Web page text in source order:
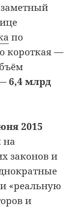
по
короткая —
—6,4 млрд
2015
на
законов и
«реальную
и